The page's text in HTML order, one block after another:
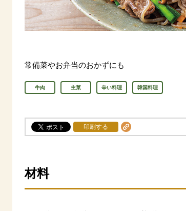
常備菜やお弁当のおかずにも
牛肉 主菜 辛い料理 韓国料理
印刷する
材料